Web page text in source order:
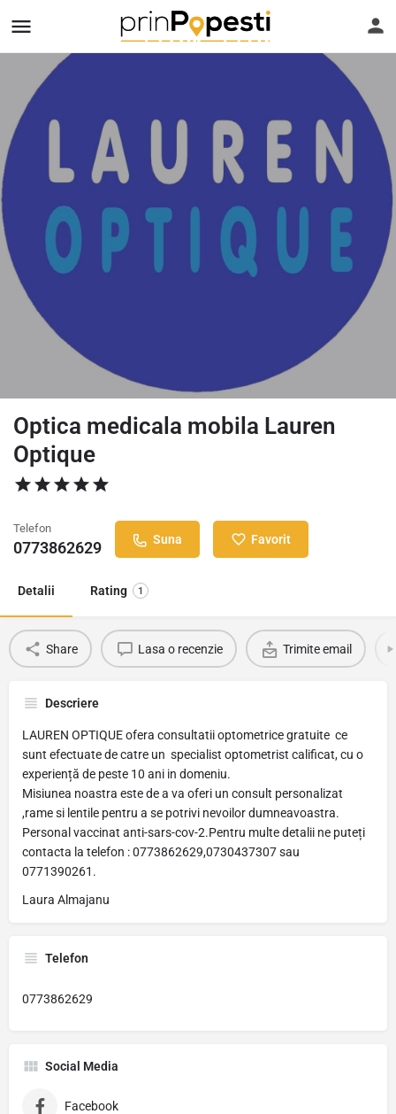
Optica medicala mobila Lauren
Optique
Telefon
0773862629 Suna Favorit
Detalii Rating 1
Share Lasa o recenzie Trimite email
Descriere
LAUREN OPTIQUE ofera consultatii optometrice gratuite ce
sunt efectuate de catre un specialist optometrist calificat, cu o
experiență de peste 10 ani in domeniu.
Misiunea noastra este de a va oferi un consult personalizat
,rame si lentile pentru a se potrivi nevoilor dumneavoastra.
Personal vaccinat anti-sars-cov-2.Pentru multe detalii ne puteți
contacta la telefon : 0773862629,0730437307 sau
0771390261.
Laura Almajanu
Telefon
0773862629
Social Media
Facebook